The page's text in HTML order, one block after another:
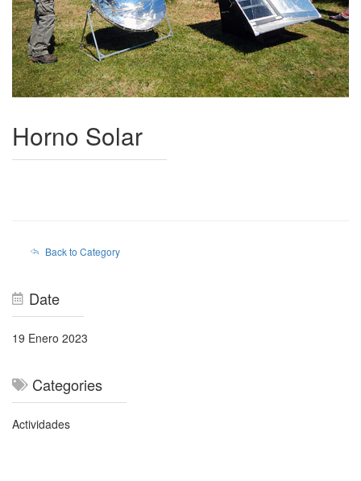
Horno Solar
Back to Category
Date
19 Enero 2023
Categories
Actividades